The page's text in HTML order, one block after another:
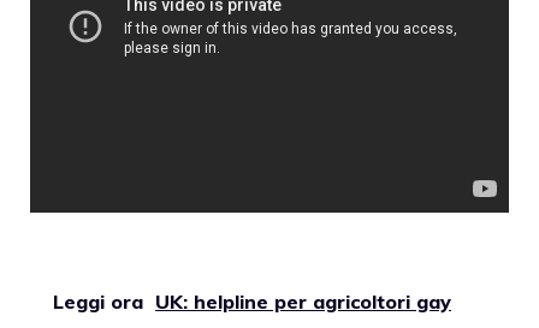
Leggi ora UK: helpline per agricoltori gay